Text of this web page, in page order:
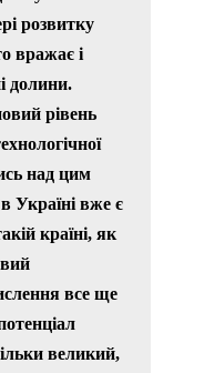
розвитку
вражає і
долини.
рівень
над цим
Україні вже є
країні, як
все ще
великий,